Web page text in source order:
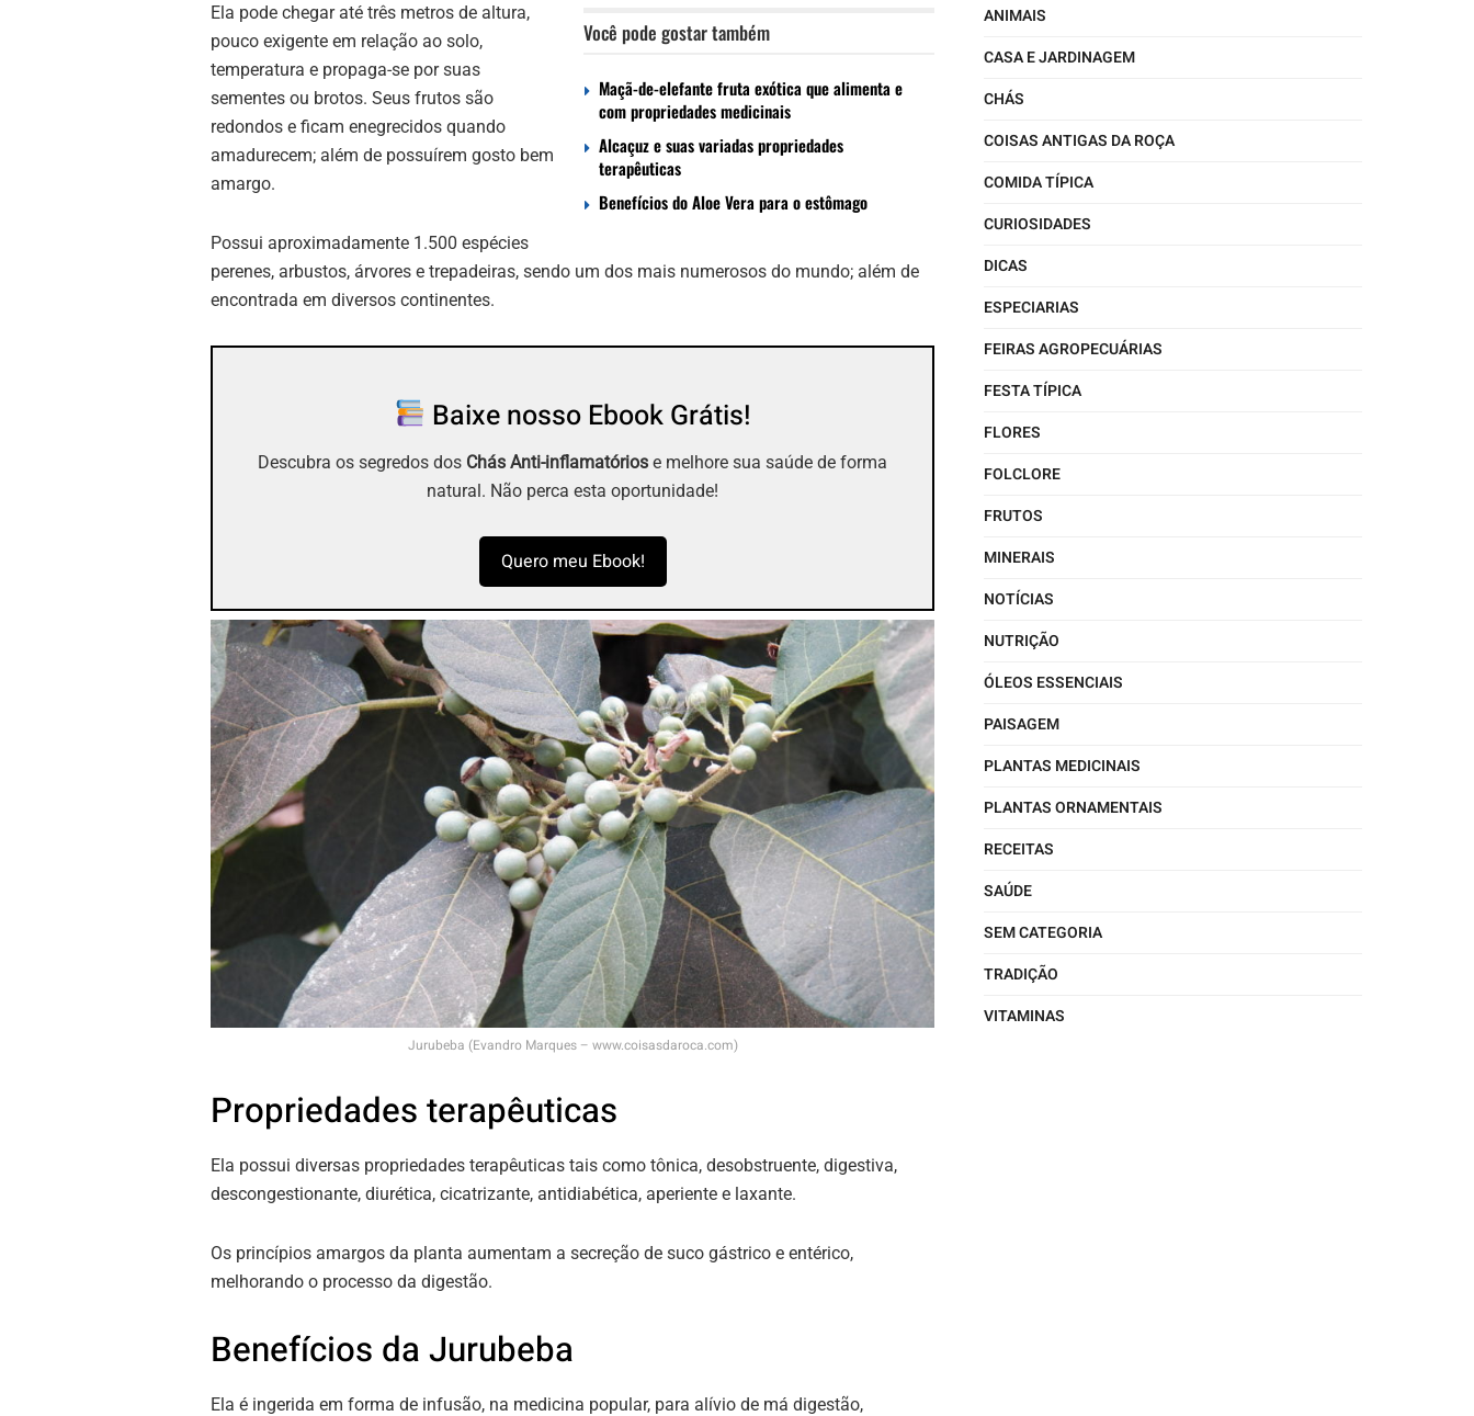
Você pode gostar também
Maçã-de-elefante fruta exótica que alimenta e
com propriedades medicinais
Alcaçuz e suas variadas propriedades
terapêuticas
Benefícios do Aloe Vera para o estômago
Ela pode chegar até três metros de altura,
pouco exigente em relação ao solo,
temperatura e propaga-se por suas
sementes ou brotos. Seus frutos são
redondos e ficam enegrecidos quando
amadurecem; além de possuírem gosto bem
amargo.
Possui aproximadamente 1.500 espécies
perenes, arbustos, árvores e trepadeiras, sendo um dos mais numerosos do mundo; além de
encontrada em diversos continentes.
Baixe nosso Ebook Grátis!
Descubra os segredos dos Chás Anti-inflamatórios e melhore sua saúde de forma
natural. Não perca esta oportunidade!
Quero meu Ebook!
Jurubeba (Evandro Marques – www.coisasdaroca.com)
Propriedades terapêuticas
Ela possui diversas propriedades terapêuticas tais como tônica, desobstruente, digestiva,
descongestionante, diurética, cicatrizante, antidiabética, aperiente e laxante.
Os princípios amargos da planta aumentam a secreção de suco gástrico e entérico,
melhorando o processo da digestão.
Benefícios da Jurubeba
Ela é ingerida em forma de infusão, na medicina popular, para alívio de má digestão,
ANIMAIS
CASA E JARDINAGEM
CHÁS
COISAS ANTIGAS DA ROÇA
COMIDA TÍPICA
CURIOSIDADES
DICAS
ESPECIARIAS
FEIRAS AGROPECUÁRIAS
FESTA TÍPICA
FLORES
FOLCLORE
FRUTOS
MINERAIS
NOTÍCIAS
NUTRIÇÃO
ÓLEOS ESSENCIAIS
PAISAGEM
PLANTAS MEDICINAIS
PLANTAS ORNAMENTAIS
RECEITAS
SAÚDE
SEM CATEGORIA
TRADIÇÃO
VITAMINAS